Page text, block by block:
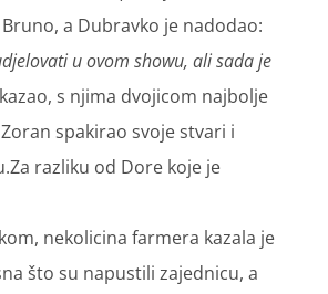
a Dubravko je nadodao:
u ovom showu, ali sada je
s njima dvojicom najbolje
spakirao svoje stvari i
razliku od Dore koje je
nekolicina farmera kazala je
što su napustili zajednicu, a